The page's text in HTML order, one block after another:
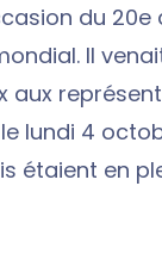
du
Il
lundi 4
étaient en